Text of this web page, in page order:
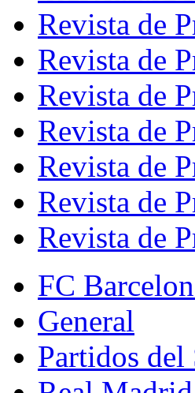
Revista de
Revista de
Revista de
Revista de
Revista de
Revista de
Revista de
FC
General
Partidos del